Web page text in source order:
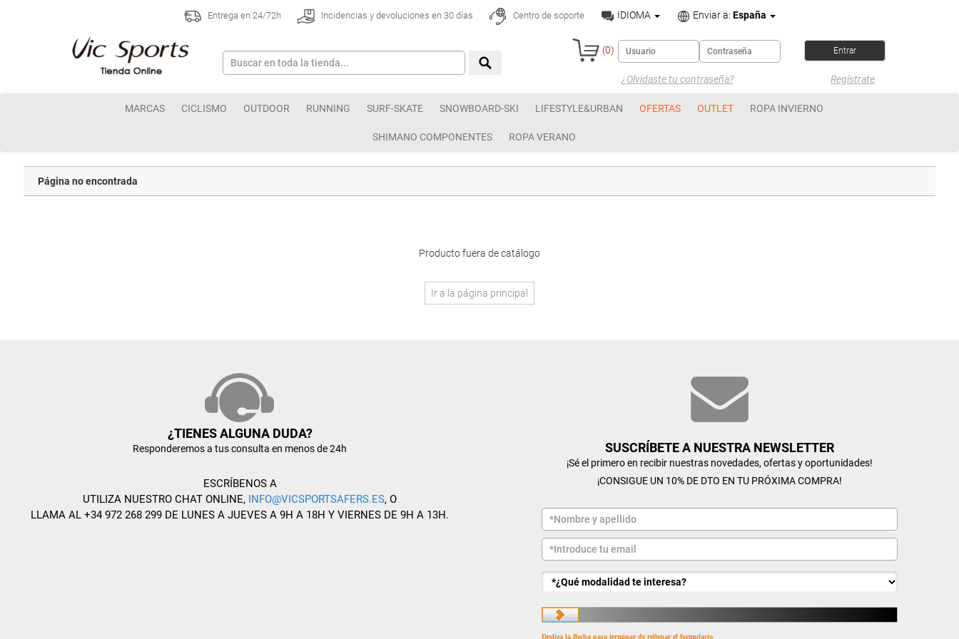
Entrega en 24/72h Incidencias y devoluciones en 30 días Centro de soporte IDIOMA Enviar a: España
(0)
¿Olvidaste tu contraseña? Regístrate
MARCAS CICLISMO OUTDOOR RUNNING SURF-SKATE SNOWBOARD-SKI LIFESTYLE&URBAN OFERTAS OUTLET ROPA INVIERNO
SHIMANO COMPONENTES ROPA VERANO
Página no encontrada
Producto fuera de catálogo
Ir a la página principal
¿TIENES ALGUNA DUDA?
Responderemos a tus consulta en menos de 24h
ESCRÍBENOS A
UTILIZA NUESTRO CHAT ONLINE, INFO@VICSPORTSAFERS.ES, O
LLAMA AL +34 972 268 299 DE LUNES A JUEVES A 9H A 18H Y VIERNES DE 9H A 13H.
SUSCRÍBETE A NUESTRA NEWSLETTER
¡Sé el primero en recibir nuestras novedades, ofertas y oportunidades!
¡CONSIGUE UN 10% DE DTO EN TU PRÓXIMA COMPRA!
Desliza la flecha para terminar de rellenar el formulario